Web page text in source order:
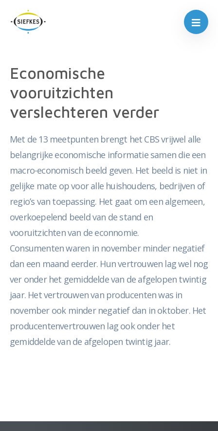
Economische
vooruitzichten
verslechteren verder
Met de 13 meetpunten brengt het CBS vrijwel alle
belangrijke economische informatie samen die een
macro-economisch beeld geven. Het beeld is niet in
gelijke mate op voor alle huishoudens, bedrijven of
regio’s van toepassing. Het gaat om een algemeen,
overkoepelend beeld van de stand en
vooruitzichten van de econnomie.
Consumenten waren in november minder negatief
dan een maand eerder. Hun vertrouwen lag wel nog
ver onder het gemiddelde van de afgelopen twintig
jaar. Het vertrouwen van producenten was in
november ook minder negatief dan in oktober. Het
producentenvertrouwen lag ook onder het
gemiddelde van de afgelopen twintig jaar.